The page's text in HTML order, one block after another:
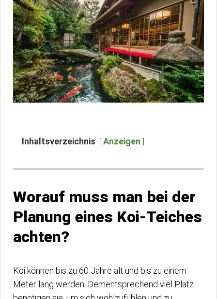
Inhaltsverzeichnis Anzeigen
Worauf muss man bei der
Planung eines Koi-Teiches
achten?
Koi können bis zu 60 Jahre alt und bis zu einem
Meter lang werden. Dementsprechend viel Platz